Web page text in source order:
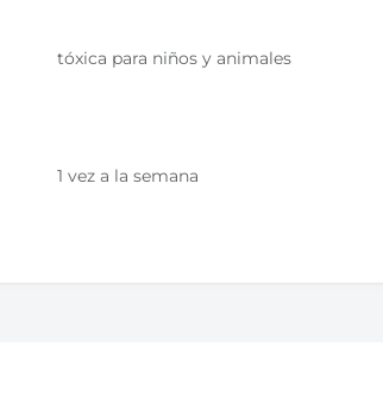
tóxica para niños y animales
1 vez a la semana